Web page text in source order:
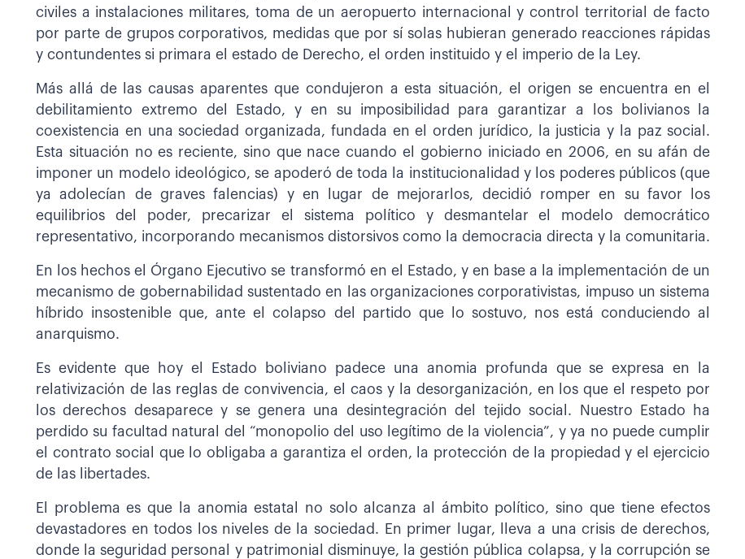
civiles a instalaciones militares, toma de un aeropuerto internacional y control territorial de facto
por parte de grupos corporativos, medidas que por sí solas hubieran generado reacciones rápidas
y contundentes si primara el estado de Derecho, el orden instituido y el imperio de la Ley.
Más allá de las causas aparentes que condujeron a esta situación, el origen se encuentra en el
debilitamiento extremo del Estado, y en su imposibilidad para garantizar a los bolivianos la
coexistencia en una sociedad organizada, fundada en el orden jurídico, la justicia y la paz social.
Esta situación no es reciente, sino que nace cuando el gobierno iniciado en 2006, en su afán de
imponer un modelo ideológico, se apoderó de toda la institucionalidad y los poderes públicos (que
ya adolecían de graves falencias) y en lugar de mejorarlos, decidió romper en su favor los
equilibrios del poder, precarizar el sistema político y desmantelar el modelo democrático
representativo, incorporando mecanismos distorsivos como la democracia directa y la comunitaria.
En los hechos el Órgano Ejecutivo se transformó en el Estado, y en base a la implementación de un
mecanismo de gobernabilidad sustentado en las organizaciones corporativistas, impuso un sistema
híbrido insostenible que, ante el colapso del partido que lo sostuvo, nos está conduciendo al
anarquismo.
Es evidente que hoy el Estado boliviano padece una anomia profunda que se expresa en la
relativización de las reglas de convivencia, el caos y la desorganización, en los que el respeto por
los derechos desaparece y se genera una desintegración del tejido social. Nuestro Estado ha
perdido su facultad natural del “monopolio del uso legítimo de la violencia”, y ya no puede cumplir
el contrato social que lo obligaba a garantiza el orden, la protección de la propiedad y el ejercicio
de las libertades.
El problema es que la anomia estatal no solo alcanza al ámbito político, sino que tiene efectos
devastadores en todos los niveles de la sociedad. En primer lugar, lleva a una crisis de derechos,
donde la seguridad personal y patrimonial disminuye, la gestión pública colapsa, y la corrupción se